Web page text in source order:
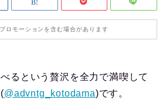
ロモーションを含む場合があります
るという贅沢を全力で満喫して
@advntg_kotodama)です。